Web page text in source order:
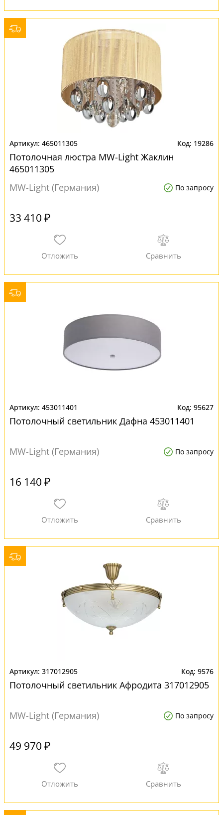
465011305 19286
Потолочная люстра MW-Light Жаклин
465011305
MW-Light (Германия)
По запросу
33 410 ₽
453011401 95627
Потолочный светильник Дафна 453011401
MW-Light (Германия) По запросу
16 140 ₽
317012905 9576
Потолочный светильник Афродита 317012905
MW-Light (Германия) По запросу
49 970 ₽